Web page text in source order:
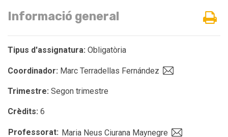
Informació general
Tipus d'assignatura: Obligatòria
Coordinador: Marc Terradellas Fernández
Trimestre: Segon trimestre
Crèdits: 6
Professorat: Maria Neus Ciurana Maynegre